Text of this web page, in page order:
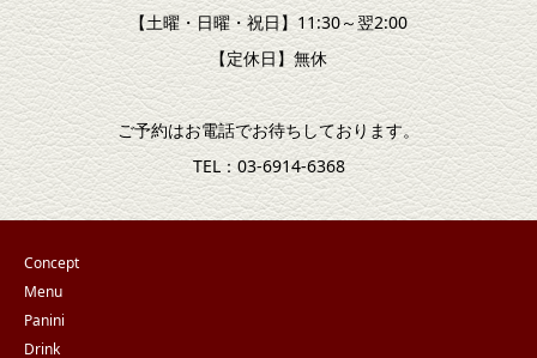
【土曜・日曜・祝日】11:30～翌2:00
【定休日】無休
ご予約はお電話でお待ちしております。
TEL：03-6914-6368
Concept
Menu
Panini
Drink